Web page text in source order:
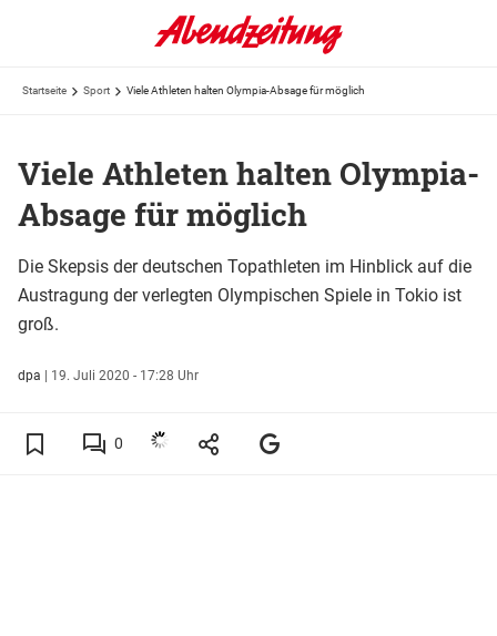
Startseite Sport Viele Athleten halten Olympia-Absage für möglich
Viele Athleten halten Olympia-
Absage für möglich
Die Skepsis der deutschen Topathleten im Hinblick auf die
Austragung der verlegten Olympischen Spiele in Tokio ist
groß.
dpa | 19. Juli 2020 - 17:28 Uhr
0